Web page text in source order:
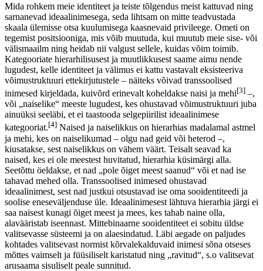
Mida rohkem meie identiteet ja teiste tõlgendus meist kattuvad ning
sarnanevad ideaalinimesega, seda lihtsam on mitte teadvustada
skaala ülemisse otsa kuulumisega kaasnevaid privileege. Ometi on
tegemist positsiooniga, mis võib muutuda, kui muutub meie sise- või
välismaailm ning heidab nii valgust sellele, kuidas võim toimib.
Kategooriate hierarhilisusest ja muutlikkusest saame aimu nende
lugudest, kelle identiteet ja välimus ei kattu vastavalt eksisteeriva
võimustruktuuri ettekirjutustele – näiteks võivad transsoolised
inimesed kirjeldada, kuivõrd erinevalt koheldakse naisi ja mehi[3] –,
või „naiselike“ meeste lugudest, kes ohustavad võimustruktuuri juba
ainuüksi seeläbi, et ei taastooda selgepiirilist ideaalinimese
kategooriat.[4] Naised ja naiselikkus on hierarhias madalamal astmel
ja mehi, kes on naiselikumad – olgu nad geid või heterod –,
kiusatakse, sest naiselikkus on vähem väärt. Teisalt seavad ka
naised, kes ei ole meestest huvitatud, hierarhia küsimärgi alla.
Seetõttu öeldakse, et nad „pole õiget meest saanud“ või et nad ise
tahavad mehed olla. Transsoolised inimesed ohustavad
ideaalinimest, sest nad justkui otsustavad ise oma sooidentiteedi ja
soolise eneseväljenduse üle. Ideaalinimesest lähtuva hierarhia järgi ei
saa naisest kunagi õiget meest ja mees, kes tahab naine olla,
alavääristab iseennast. Mittebinaarne sooidentiteet ei sobitu üldse
valitsevasse süsteemi ja on alaesindatud. Läbi aegade on paljudes
kohtades valitsevast normist kõrvalekalduvaid inimesi sõna otseses
mõttes vaimselt ja füüsiliselt karistatud ning „ravitud“, s.o valitsevat
arusaama sisuliselt peale sunnitud.